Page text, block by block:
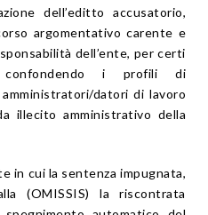
dell’editto accusatorio,
argomentativo carente e
dell’ente, per certi
confondendo i profili di
datori di lavoro
illecito amministrativo della
in cui la sentenza impugnata,
(OMISSIS) la riscontrata